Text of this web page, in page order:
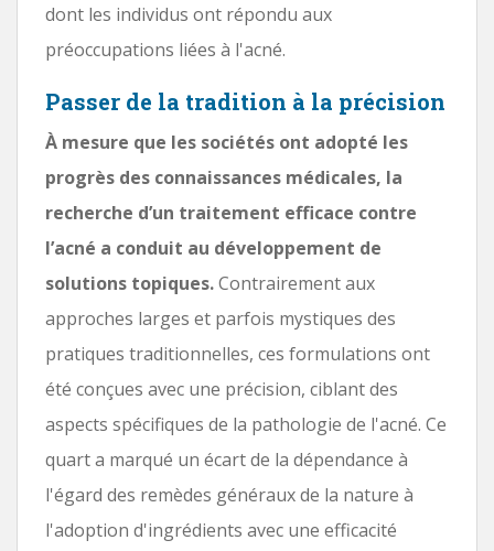
dont les individus ont répondu aux
préoccupations liées à l'acné.
Passer de la tradition à la précision
À mesure que les sociétés ont adopté les
progrès des connaissances médicales, la
recherche d’un traitement efficace contre
l’acné a conduit au développement de
solutions topiques.Contrairement aux
approches larges et parfois mystiques des
pratiques traditionnelles, ces formulations ont
été conçues avec une précision, ciblant des
aspects spécifiques de la pathologie de l'acné. Ce
quart a marqué un écart de la dépendance à
l'égard des remèdes généraux de la nature à
l'adoption d'ingrédients avec une efficacité